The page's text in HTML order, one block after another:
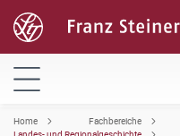
Home Fachbereiche